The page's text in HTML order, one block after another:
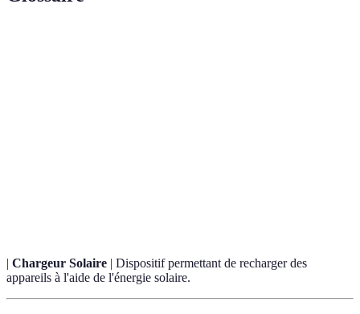
| Chargeur Solaire | Dispositif permettant de recharger des
appareils à l'aide de l'énergie solaire.